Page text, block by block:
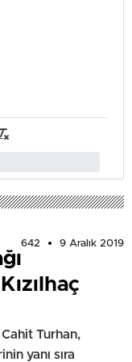
642
9 Aralık 2019
Turhan,
yanı sıra